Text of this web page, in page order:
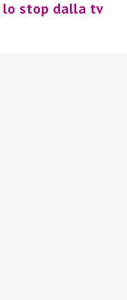
lo stop dalla tv